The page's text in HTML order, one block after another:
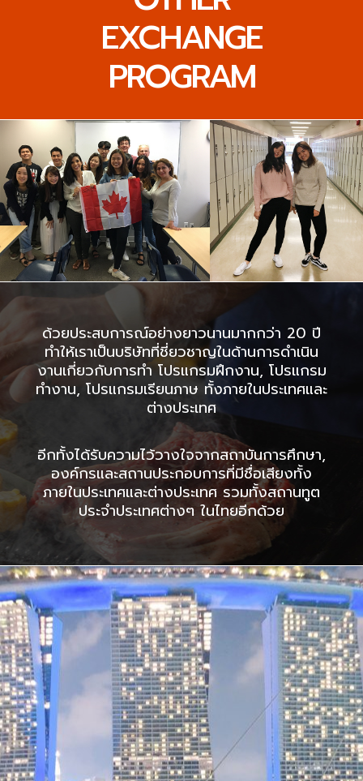
EXCHANGE
PROGRAM
ด้วยประสบการณ์อย่างยาวนานมากกว่า 20 ปี
ทำให้เราเป็นบริษัทที่ชี่ยวชาญในด้านการดำเนิน
งานเกี่ยวกับการทำ โปรแกรมฝึกงาน, โปรแกรม
ทำงาน, โปรแกรมเรียนภาษ ทั้งภายในประเทศและ
ต่างประเทศ
อีกทั้งได้รับความไว้วางใจจากสถาบันการศึกษา,
องค์กรและสถานประกอบการที่มีชื่อเสียงทั้ง
ภายในประเทศและต่างประเทศ รวมทั้งสถานทูต
ประจำประเทศต่างๆ ในไทยอีกด้วย